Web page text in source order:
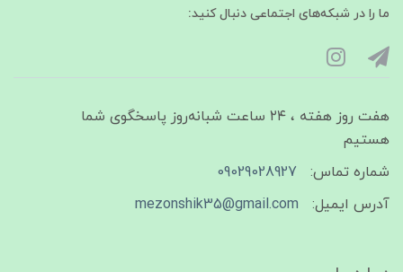
ما را در شبکه‌های اجتماعی دنبال کنید:
هفت روز هفته ، ۲۴ ساعت شبانه‌روز پاسخگوی شما
هستیم
شماره تماس:
09029028927
آدرس ایمیل:
mezonshik35@gmail.com